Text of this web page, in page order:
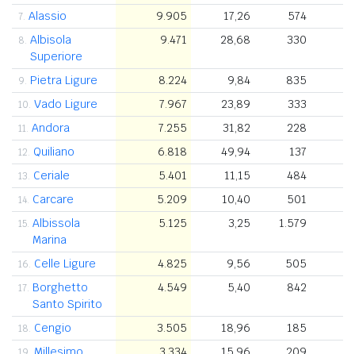
7. Alassio 9.905 17,26 574
8. Albisola
Superiore
9.471 28,68 330
9. Pietra Ligure 8.224 9,84 835
10. Vado Ligure 7.967 23,89 333
11. Andora 7.255 31,82 228
12. Quiliano 6.818 49,94 137
13. Ceriale 5.401 11,15 484
14. Carcare 5.209 10,40 501
15. Albissola
Marina
5.125 3,25 1.579
16. Celle Ligure 4.825 9,56 505
17. Borghetto
Santo Spirito
4.549 5,40 842
18. Cengio 3.505 18,96 185